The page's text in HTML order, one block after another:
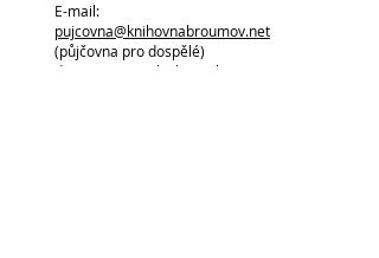
E-mail:
pujcovna@knihovnabroumov.net
(půjčovna pro dospělé)
deti-pujcovna@knihovnabroumov.net